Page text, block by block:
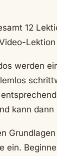
12
werden
kann
ein.